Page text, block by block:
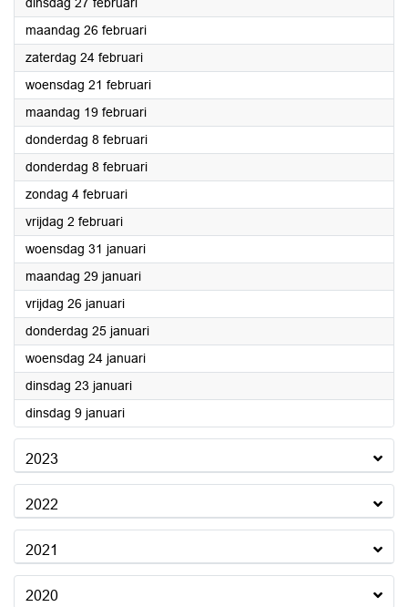
maandag 26 februari2024
zaterdag 24 februari2024
woensdag 21 februari2024
maandag 19 februari2024
donderdag 8 februari2024
donderdag 8 februari2024
zondag 4 februari2024
vrijdag 2 februari2024
woensdag 31 januari2024
maandag 29 januari2024
vrijdag 26 januari2024
donderdag 25 januari2024
woensdag 24 januari2024
dinsdag 23 januari2024
dinsdag 9 januari2024
2023
2022
2021
2020